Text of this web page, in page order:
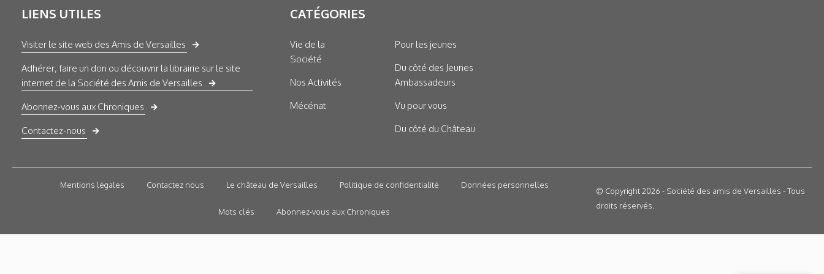
LIENS UTILES
Visiter le site web des Amis de Versailles
Adhérer, faire un don ou découvrir la librairie sur le site
internet de la Société des Amis de Versailles
Abonnez-vous aux Chroniques
Contactez-nous
CATÉGORIES
Vie de la
Société
Nos Activités
Mécénat
Pour les jeunes
Du côté des Jeunes
Ambassadeurs
Vu pour vous
Du côté du Château
Mentions légales Contactez nous Le château de Versailles Politique de confidentialité Données personnelles
Mots clés Abonnez-vous aux Chroniques
© Copyright 2026 - Société des amis de Versailles - Tous
droits réservés.